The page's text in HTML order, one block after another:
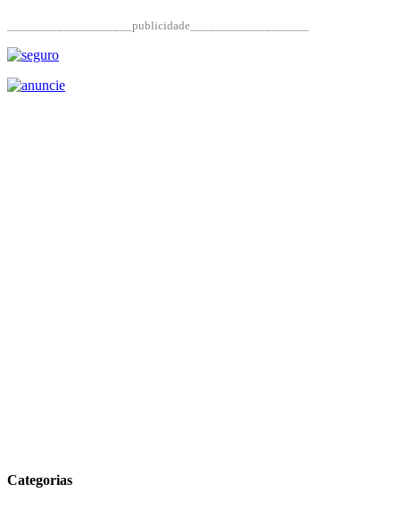
____________________publicidade___________________
Categorias